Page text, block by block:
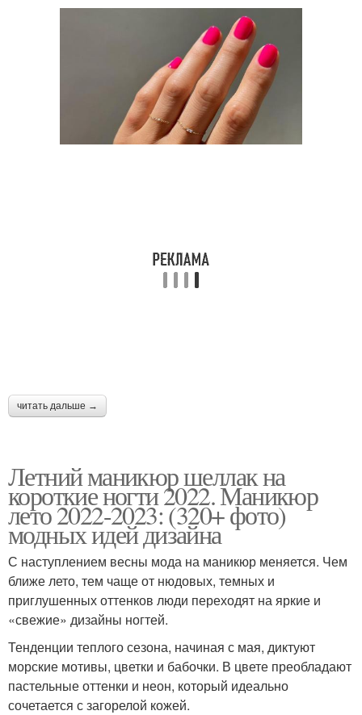
читать дальше →
Летний маникюр шеллак на
короткие ногти 2022. Маникюр
лето 2022-2023: (320+ фото)
модных идей дизайна
С наступлением весны мода на маникюр меняется. Чем
ближе лето, тем чаще от нюдовых, темных и
приглушенных оттенков люди переходят на яркие и
«свежие» дизайны ногтей.
Тенденции теплого сезона, начиная с мая, диктуют
морские мотивы, цветки и бабочки. В цвете преобладают
пастельные оттенки и неон, который идеально
сочетается с загорелой кожей.